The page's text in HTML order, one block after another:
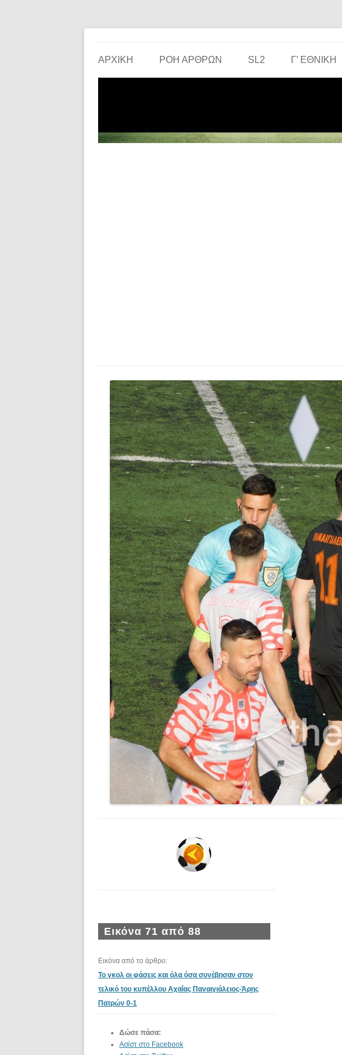
ΑΡΧΙΚΗ ΡΟΗ ΑΡΘΡΩΝ SL2 Γ’ ΕΘΝΙΚΉ
Εικόνα 71 από 88
Εικόνα από το άρθρο:
Το γκολ οι φάσεις και όλα όσα συνέβησαν στον
τελικό του κυπέλλου Αχαΐας Παναιγιάλειος-Άρης
Πατρών 0-1
Δώσε πάσα:
Ασίστ στο Facebook